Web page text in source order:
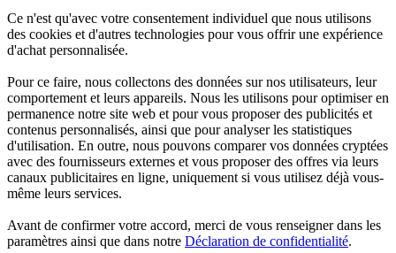
Ce n'est qu'avec votre consentement individuel que nous utilisons
des cookies et d'autres technologies pour vous offrir une expérience
d'achat personnalisée.
Pour ce faire, nous collectons des données sur nos utilisateurs, leur
comportement et leurs appareils. Nous les utilisons pour optimiser en
permanence notre site web et pour vous proposer des publicités et
contenus personnalisés, ainsi que pour analyser les statistiques
d'utilisation. En outre, nous pouvons comparer vos données cryptées
avec des fournisseurs externes et vous proposer des offres via leurs
canaux publicitaires en ligne, uniquement si vous utilisez déjà vous-
même leurs services.
Avant de confirmer votre accord, merci de vous renseigner dans les
paramètres ainsi que dans notre Déclaration de confidentialité.